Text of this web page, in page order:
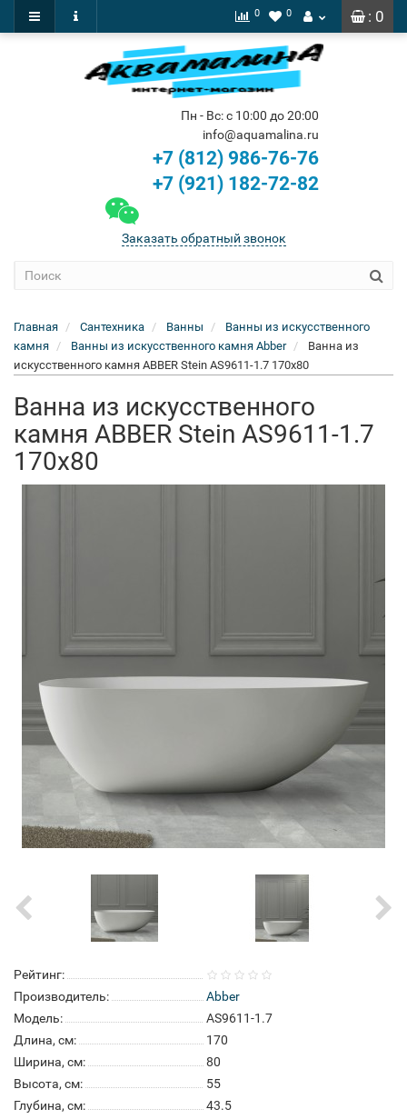
: 0
0 0
Пн - Вс: с 10:00 до 20:00
info@aquamalina.ru
+7 (812) 986-76-76
+7 (921) 182-72-82
Заказать обратный звонок
Главная Сантехника Ванны
Ванны из искусственного
камня
Ванны из искусственного камня Abber
Ванна из
искусственного камня ABBER Stein AS9611-1.7 170x80
Ванна из искусственного
камня ABBER Stein AS9611-1.7
170x80
Рейтинг:
Производитель:
Abber
Модель:
AS9611-1.7
Длина, см:
170
Ширина, см:
80
Высота, см:
55
Глубина, см:
43.5